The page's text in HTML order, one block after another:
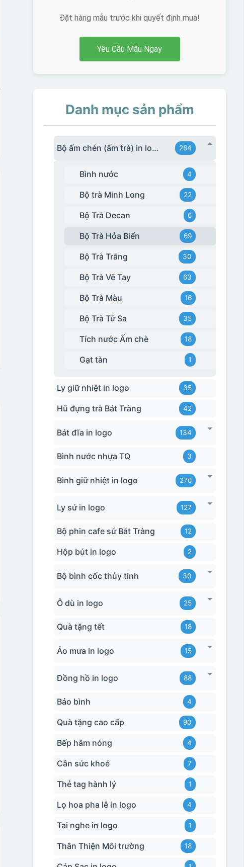
Đặt hàng mẫu trước khi quyết định mua!
Yêu Cầu Mẫu Ngay
Danh mục sản phẩm
Bộ ấm chén (ấm trà) in logo 264
Bình nước 4
Bộ trà Minh Long 22
Bộ Trà Decan 6
Bộ Trà Hỏa Biến 69
Bộ Trà Trắng 30
Bộ Trà Vẽ Tay 63
Bộ Trà Màu 16
Bộ Trà Tử Sa 35
Tích nước Ấm chè 18
Gạt tàn 1
Ly giữ nhiệt in logo 35
Hũ đựng trà Bát Tràng 42
Bát đĩa in logo 134
Bình nước nhựa TQ 3
Bình giữ nhiệt in logo 276
Ly sứ in logo 127
Bộ phin cafe sứ Bát Tràng 12
Hộp bút in logo 2
Bộ bình cốc thủy tinh 30
Ô dù in logo 25
Quà tặng tết 18
Áo mưa in logo 15
Đồng hồ in logo 88
Bảo bình 4
Quà tặng cao cấp 90
Bếp hâm nóng 4
Cân sức khoẻ 7
Thẻ tag hành lý 1
Lọ hoa pha lê in logo 4
Tai nghe in logo 1
Thân Thiện Môi trường 18